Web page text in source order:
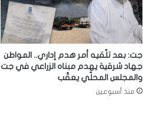
جت: بعد تلّقيه أمر هدم إداري.. المواطن
جهاد شرقية يهدم مبناه الزراعي في جت
والمجلس المحلّي يعقّب
منذ أسبوعين